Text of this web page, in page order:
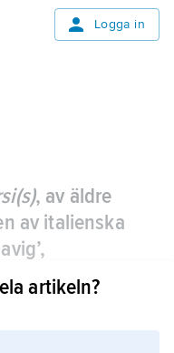
Logga in
, av äldre
av italienska
1800-talen
deltagare,
artikeln?